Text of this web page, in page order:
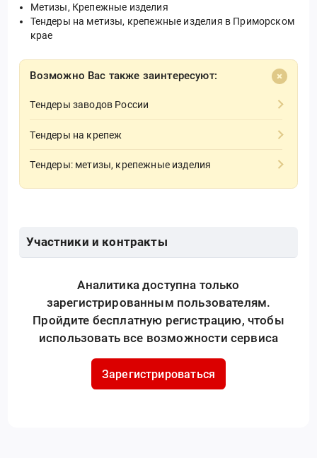
Метизы, Крепежные изделия
Тендеры на метизы, крепежные изделия в Приморском
крае
Возможно Вас также заинтересуют:
Тендеры заводов России
Тендеры на крепеж
Тендеры: метизы, крепежные изделия
Участники и контракты
Аналитика доступна только
зарегистрированным пользователям.
Пройдите бесплатную регистрацию, чтобы
использовать все возможности сервиса
Зарегистрироваться